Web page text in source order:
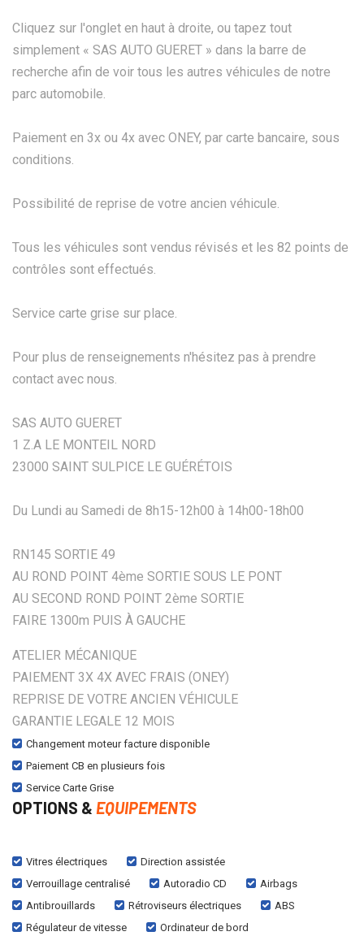
Cliquez sur l'onglet en haut à droite, ou tapez tout
simplement « SAS AUTO GUERET » dans la barre de
recherche afin de voir tous les autres véhicules de notre
parc automobile.
Paiement en 3x ou 4x avec ONEY, par carte bancaire, sous
conditions.
Possibilité de reprise de votre ancien véhicule.
Tous les véhicules sont vendus révisés et les 82 points de
contrôles sont effectués.
Service carte grise sur place.
Pour plus de renseignements n'hésitez pas à prendre
contact avec nous.
SAS AUTO GUERET
1 Z.A LE MONTEIL NORD
23000 SAINT SULPICE LE GUÉRÉTOIS
Du Lundi au Samedi de 8h15-12h00 à 14h00-18h00
RN145 SORTIE 49
AU ROND POINT 4ème SORTIE SOUS LE PONT
AU SECOND ROND POINT 2ème SORTIE
FAIRE 1300m PUIS À GAUCHE
ATELIER MÉCANIQUE
PAIEMENT 3X 4X AVEC FRAIS (ONEY)
REPRISE DE VOTRE ANCIEN VÉHICULE
GARANTIE LEGALE 12 MOIS
Changement moteur facture disponible
Paiement CB en plusieurs fois
Service Carte Grise
OPTIONS & EQUIPEMENTS
Vitres électriques
Direction assistée
Verrouillage centralisé
Autoradio CD
Airbags
Antibrouillards
Rétroviseurs électriques
ABS
Régulateur de vitesse
Ordinateur de bord